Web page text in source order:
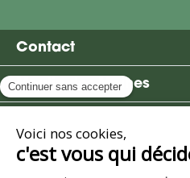
Contact
Moulin des Moines
Avantages et services